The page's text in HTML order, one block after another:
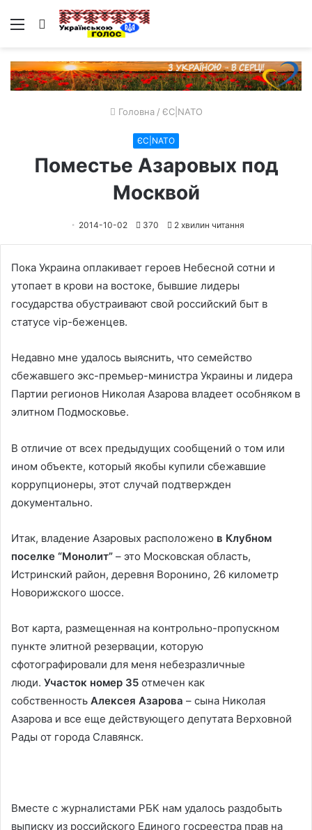
Меню Пошук
Головна / ЄС|NATO
ЄС|NATO
Поместье Азаровых под
Москвой
2014-10-02 370 2 хвилин читання
Пока Украина оплакивает героев Небесной сотни и
утопает в крови на востоке, бывшие лидеры
государства обустраивают свой российский быт в
статусе vip-беженцев.
Недавно мне удалось выяснить, что семейство
сбежавшего экс-премьер-министра Украины и лидера
Партии регионов Николая Азарова владеет особняком в
элитном Подмосковье.
В отличие от всех предыдущих сообщений о том или
ином объекте, который якобы купили сбежавшие
коррупционеры, этот случай подтвержден
документально.
Итак, владение Азаровых расположено в Клубном
поселке “Монолит” – это Московская область,
Истринский район, деревня Воронино, 26 километр
Новорижского шоссе.
Вот карта, размещенная на контрольно-пропускном
пункте элитной резервации, которую
сфотографировали для меня небезразличные
люди. Участок номер 35 отмечен как
собственность Алексея Азарова – сына Николая
Азарова и все еще действующего депутата Верховной
Рады от города Славянск.
Вместе с журналистами РБК нам удалось раздобыть
выписку из российского Единого госреестра прав на